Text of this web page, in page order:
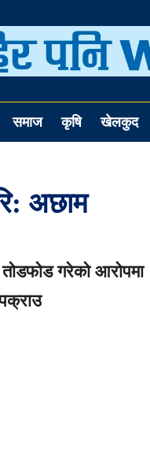
समाज कृषि खेलकुद
अछाम
तोडफोड गरेको आरोपमा